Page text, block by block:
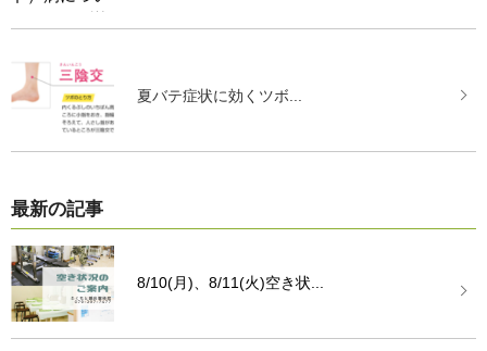
夏バテ症状に効くツボ...
最新の記事
8/10(月)、8/11(火)空き状...